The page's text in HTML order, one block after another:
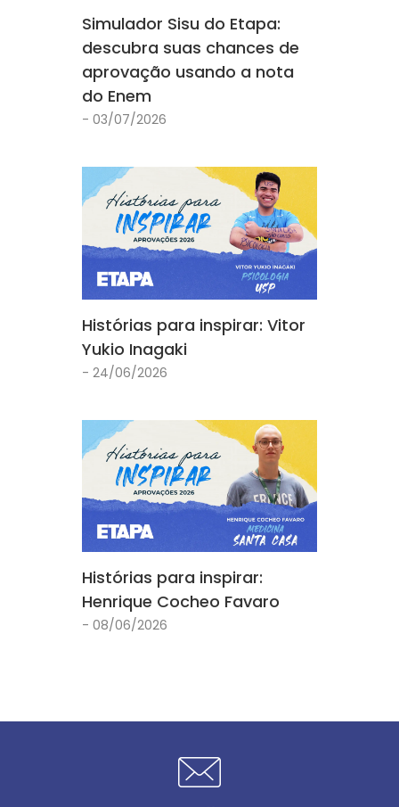
Simulador Sisu do Etapa:
descubra suas chances de
aprovação usando a nota
do Enem
- 03/07/2026
Histórias para inspirar: Vitor
Yukio Inagaki
- 24/06/2026
Histórias para inspirar:
Henrique Cocheo Favaro
- 08/06/2026